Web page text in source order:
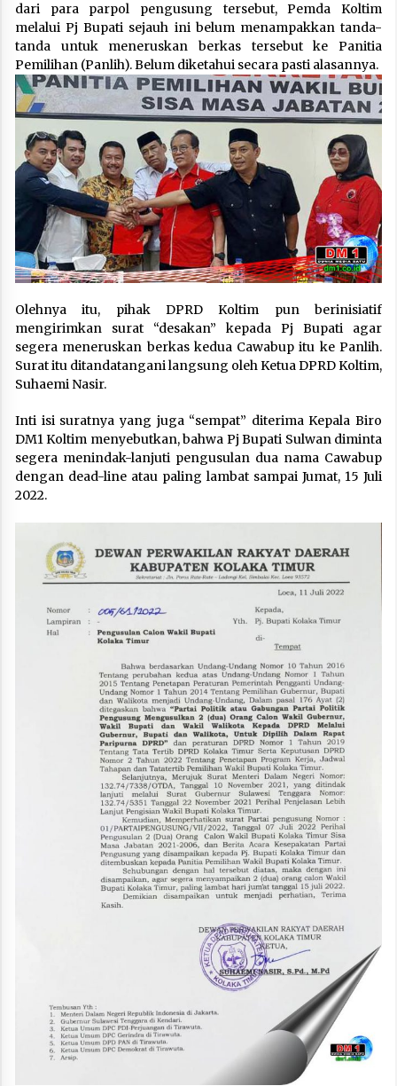
dari para parpol pengusung tersebut, Pemda Koltim
melalui Pj Bupati sejauh ini belum menampakkan tanda-
tanda untuk meneruskan berkas tersebut ke Panitia
Pemilihan (Panlih). Belum diketahui secara pasti alasannya.
Olehnya itu, pihak DPRD Koltim pun berinisiatif
mengirimkan surat “desakan” kepada Pj Bupati agar
segera meneruskan berkas kedua Cawabup itu ke Panlih.
Surat itu ditandatangani langsung oleh Ketua DPRD Koltim,
Suhaemi Nasir.
Inti isi suratnya yang juga “sempat” diterima Kepala Biro
DM1 Koltim menyebutkan, bahwa Pj Bupati Sulwan diminta
segera menindak-lanjuti pengusulan dua nama Cawabup
dengan dead-line atau paling lambat sampai Jumat, 15 Juli
2022.